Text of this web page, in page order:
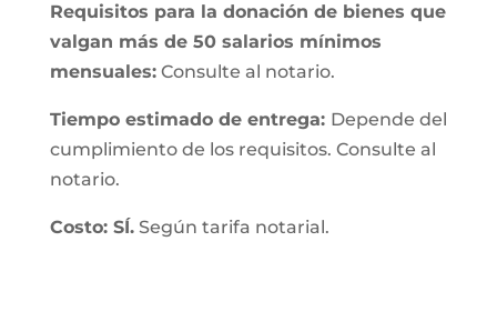
Requisitos para la donación de bienes que
valgan más de 50 salarios mínimos
mensuales:Consulte al notario.
Tiempo estimado de entrega: Depende del
cumplimiento de los requisitos. Consulte al
notario.
Costo: SÍ.Según tarifa notarial.